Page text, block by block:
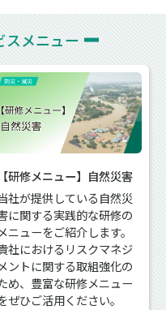
スメニュー
【研修メニュー】自然災害
社が提供している自然災
に関する実践的な研修の
メニューをご紹介します。
社におけるリスクマネジ
メントに関する取組強化の
め、豊富な研修メニュー
ぜひご活用ください。